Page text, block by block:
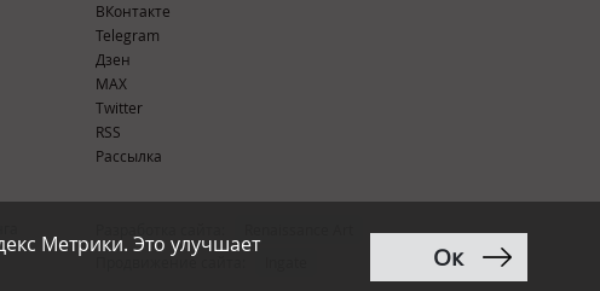
Метрики. Это улучшает
Ок
ВКонтакте
Telegram
Дзен
MAX
Тwitter
RSS
Рассылка
Продвижение сайта
12+